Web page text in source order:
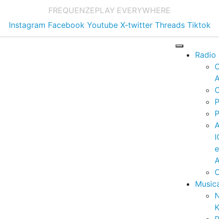
FREQUENZEPLAY EVERYWHERE
Instagram Facebook Youtube X-twitter Threads Tiktok
Radio
e